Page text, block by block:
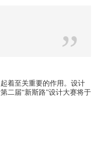
”
着至关重要的作用。设计
二届“新斯路”设计大赛将于